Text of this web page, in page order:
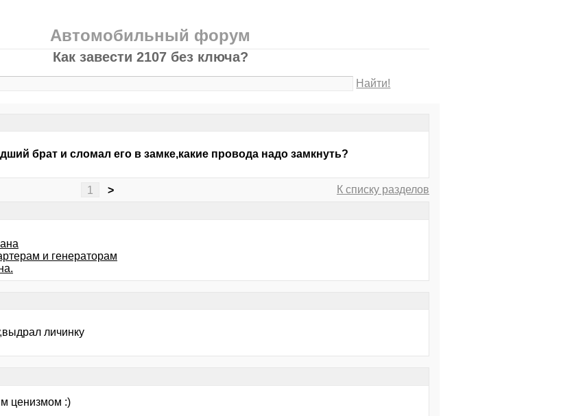
Автомобильный форум
Как завести 2107 без ключа?
Найти!
брат и сломал его в замке,какие провода надо замкнуть?
1 >
К списку разделов
и генераторам
личинку
ценизмом :)